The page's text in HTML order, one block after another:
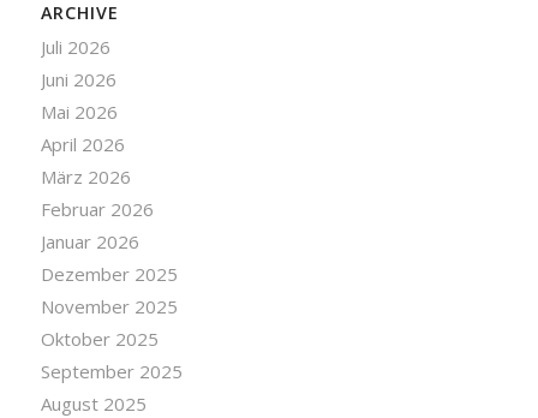
ARCHIVE
Juli 2026
Juni 2026
Mai 2026
April 2026
März 2026
Februar 2026
Januar 2026
Dezember 2025
November 2025
Oktober 2025
September 2025
August 2025